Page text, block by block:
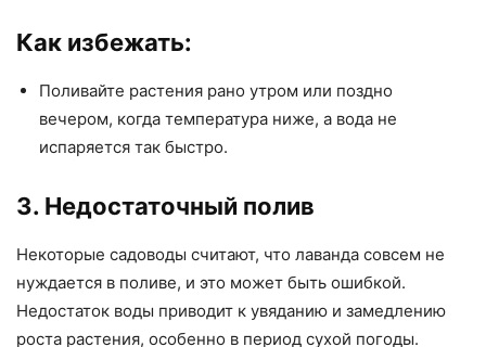
Как избежать:
Поливайте растения рано утром или поздно
вечером, когда температура ниже, а вода не
испаряется так быстро.
3. Недостаточный полив
Некоторые садоводы считают, что лаванда совсем не
нуждается в поливе, и это может быть ошибкой.
Недостаток воды приводит к увяданию и замедлению
роста растения, особенно в период сухой погоды.